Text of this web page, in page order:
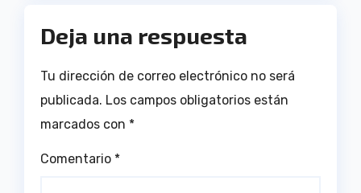
Deja una respuesta
Tu dirección de correo electrónico no será
publicada. Los campos obligatorios están
marcados con *
Comentario *